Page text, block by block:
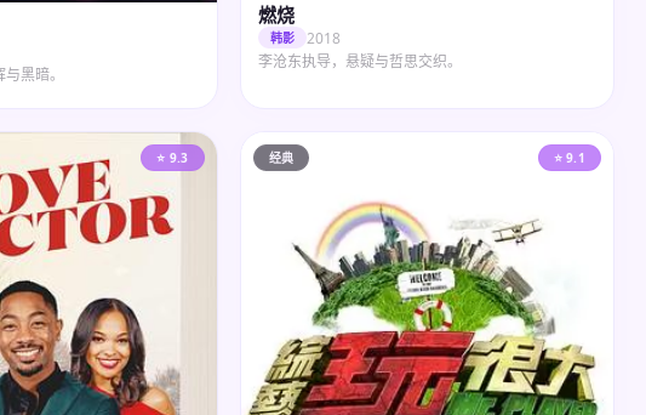
黑暗。
燃烧
韩影
2018
李沧东执导，悬疑与哲思交织。
⭐ 9.3 经典 ⭐ 9.1